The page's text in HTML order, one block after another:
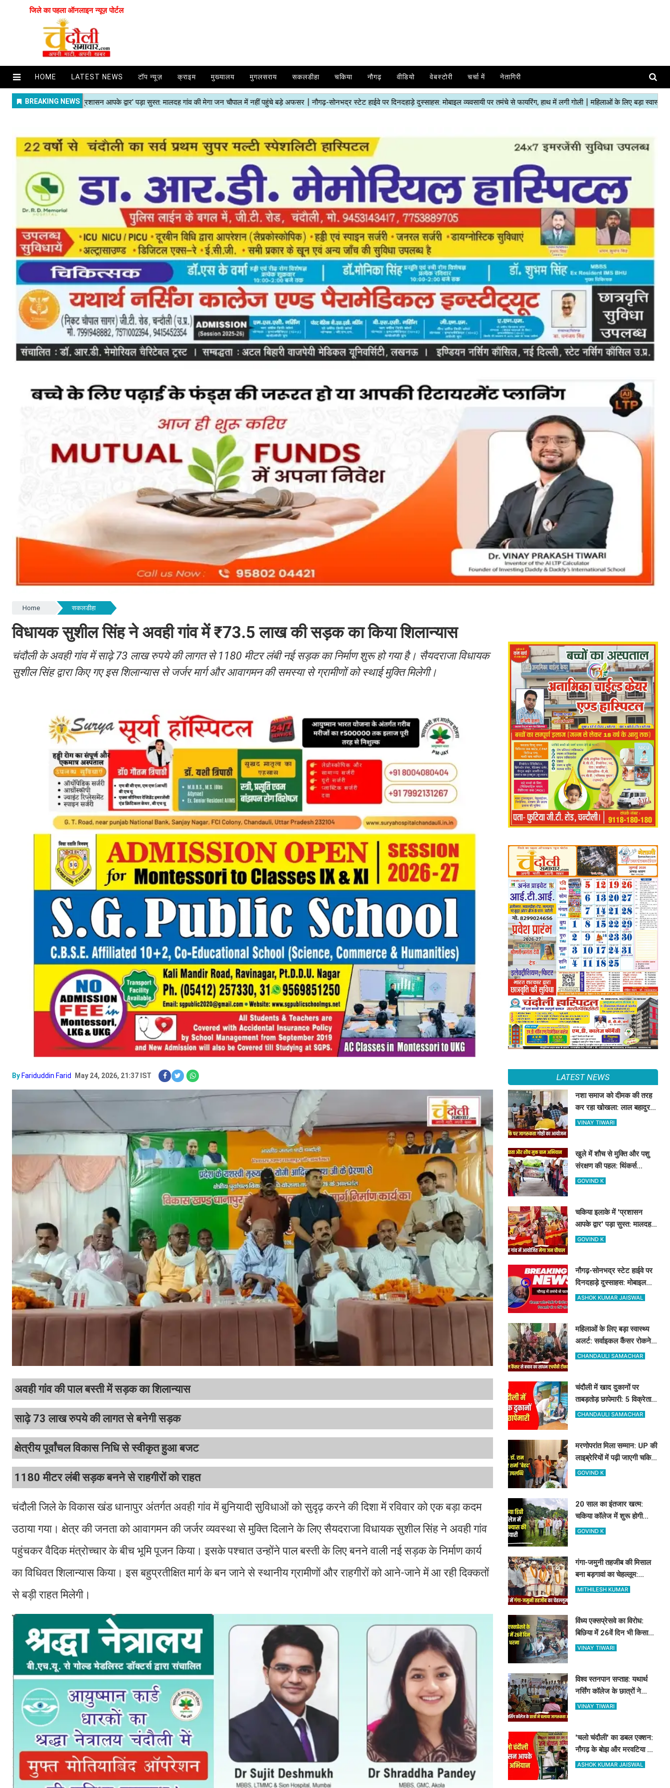
जिले का पहला ऑनलाइन न्यूज़ पोर्टल
HOME LATEST NEWS टॉप न्यूज़ क्राइम मुख्यालय मुगलसराय सकलडीहा चकिया नौगढ़ वीडियो वेबस्टोरी चर्चा में नेतागिरी
Home सकलडीहा
विधायक सुशील सिंह ने अवही गांव में ₹73.5 लाख की सड़क का किया शिलान्यास
चंदौली के अवही गांव में साढ़े 73 लाख रुपये की लागत से 1180 मीटर लंबी नई सड़क का निर्माण शुरू हो गया है। सैयदराजा विधायक
सुशील सिंह द्वारा किए गए इस शिलान्यास से जर्जर मार्ग और आवागमन की समस्या से ग्रामीणों को स्थाई मुक्ति मिलेगी।
ByFariduddin Farid May 24, 2026, 21:37 IST
अवही गांव की पाल बस्ती में सड़क का शिलान्यास
साढ़े 73 लाख रुपये की लागत से बनेगी सड़क
क्षेत्रीय पूर्वांचल विकास निधि से स्वीकृत हुआ बजट
1180 मीटर लंबी सड़क बनने से राहगीरों को राहत
चंदौली जिले के विकास खंड धानापुर अंतर्गत अवही गांव में बुनियादी सुविधाओं को सुदृढ़ करने की दिशा में रविवार को एक बड़ा कदम
उठाया गया। क्षेत्र की जनता को आवागमन की जर्जर व्यवस्था से मुक्ति दिलाने के लिए सैयदराजा विधायक सुशील सिंह ने अवही गांव
पहुंचकर वैदिक मंत्रोच्चार के बीच भूमि पूजन किया। इसके पश्चात उन्होंने पाल बस्ती के लिए बनने वाली नई सड़क के निर्माण कार्य
का विधिवत शिलान्यास किया। इस बहुप्रतीक्षित मार्ग के बन जाने से स्थानीय ग्रामीणों और राहगीरों को आने-जाने में आ रही दिक्कतों
से बड़ी राहत मिलेगी।
LATEST NEWS
नशा समाज को दीमक की तरह
कर रहा खोखला: लाल बहादुर
शास्त्री कॉलेज में नशामुक्ति
VINAY TIWARI
खुले में शौच से मुक्ति और पशु
संरक्षण की पहल: थिंकर्स
इवोल्यूशंस फाउंडेशन ने चंदौली
GOVIND K
चकिया इलाके में 'प्रशासन
आपके द्वार' पड़ा सुस्त: मालदह
गांव की मेगा जन चौपाल में नहीं
GOVIND K
नौगढ़-सोनभद्र स्टेट हाईवे पर
दिनदहाड़े दुस्साहस: मोबाइल
व्यवसायी पर तमंचे से फायरिंग,
ASHOK KUMAR JAISWAL
महिलाओं के लिए बड़ा स्वास्थ्य
अलर्ट: सर्वाइकल कैंसर रोकने
के लिए मुफ्त लग रहा HPV का
CHANDAULI SAMACHAR
चंदौली में खाद दुकानों पर
ताबड़तोड़ छापेमारी: 5 विक्रेताओं
को नोटिस, 10 सैंपल लिए गए
CHANDAULI SAMACHAR
मरणोपरांत मिला सम्मान: UP की
लाइब्रेरियों में पढ़ी जाएगी चकिया
के शिक्षक स्व. डॉ. राम किशोर
GOVIND K
20 साल का इंतजार खत्म:
चकिया कॉलेज में शुरू होगी
साइंस की पढ़ाई, विधायक और
GOVIND K
गंगा-जमुनी तहजीब की मिसाल
बना बड़गावां का चेहल्लूम:
नौहाखानी और हैरतअंगेज खेलों
MITHILESH KUMAR
विंध्य एक्सप्रेसवे का विरोध:
बिछिया में 26वें दिन भी किसानों
का धरना जारी, किसान नेता 5
VINAY TIWARI
विश्व स्तनपान सप्ताह: यथार्थ
नर्सिंग कॉलेज के छात्रों ने
चलाया जागरूकता अभियान,
VINAY TIWARI
'चलो चंदौली' का डबल एक्शन:
नौगढ़ के बोझ और मरवटिया गांव
पहुंचे अफसर, चौपाल में सुनीं
ASHOK KUMAR JAISWAL